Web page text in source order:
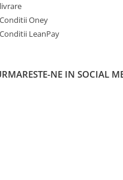
Oney
LeanPay
NE IN SOCIAL